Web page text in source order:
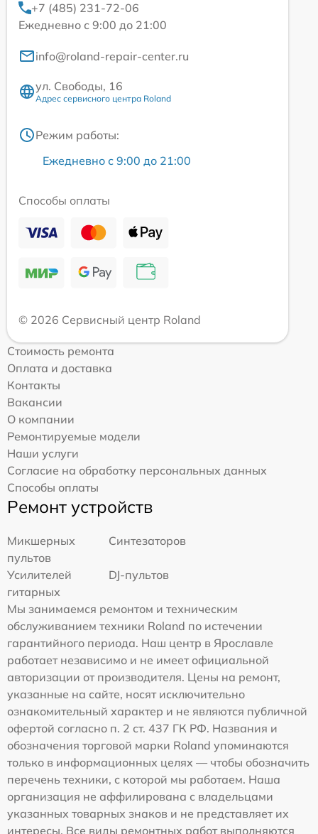
+7 (485) 231-72-06
Ежедневно с 9:00 до 21:00
info@roland-repair-center.ru
ул. Свободы, 16
Адрес сервисного центра Roland
Режим работы:
Ежедневно с 9:00 до 21:00
Способы оплаты
© 2026 Сервисный центр Roland
Стоимость ремонта
Оплата и доставка
Контакты
Вакансии
О компании
Ремонтируемые модели
Наши услуги
Согласие на обработку персональных данных
Способы оплаты
Ремонт устройств
Микшерных
пультов
Синтезаторов
Усилителей
гитарных
DJ-пультов
Мы занимаемся ремонтом и техническим
обслуживанием техники Roland по истечении
гарантийного периода. Наш центр в Ярославле
работает независимо и не имеет официальной
авторизации от производителя. Цены на ремонт,
указанные на сайте, носят исключительно
ознакомительный характер и не являются публичной
офертой согласно п. 2 ст. 437 ГК РФ. Названия и
обозначения торговой марки Roland упоминаются
только в информационных целях — чтобы обозначить
перечень техники, с которой мы работаем. Наша
организация не аффилирована с владельцами
указанных товарных знаков и не представляет их
интересы. Все виды ремонтных работ выполняются